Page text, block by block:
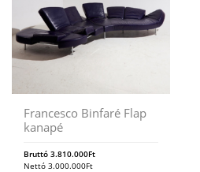
Francesco Binfaré Flap
kanapé
Bruttó 3.810.000Ft
Nettó 3.000.000Ft